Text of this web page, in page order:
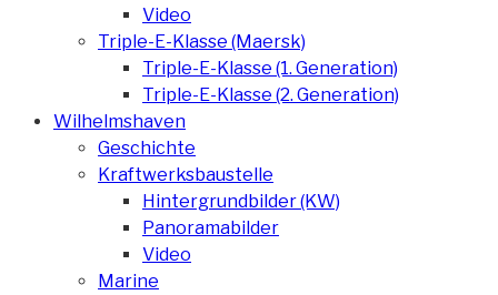
Video
Triple-E-Klasse (Maersk)
Triple-E-Klasse (1. Generation)
Triple-E-Klasse (2. Generation)
Wilhelmshaven
Geschichte
Kraftwerksbaustelle
Hintergrundbilder (KW)
Panoramabilder
Video
Marine